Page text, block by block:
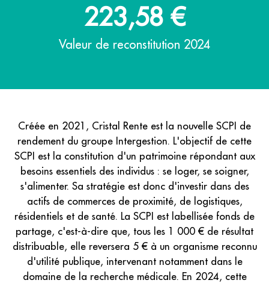
223,58 €
Valeur de reconstitution 2024
Créée en 2021, Cristal Rente est la nouvelle SCPI de
rendement du groupe Intergestion. L'objectif de cette
SCPI est la constitution d'un patrimoine répondant aux
besoins essentiels des individus : se loger, se soigner,
s'alimenter. Sa stratégie est donc d'investir dans des
actifs de commerces de proximité, de logistiques,
résidentiels et de santé. La SCPI est labellisée fonds de
partage, c'est-à-dire que, tous les 1 000 € de résultat
distribuable, elle reversera 5 € à un organisme reconnu
d'utilité publique, intervenant notamment dans le
domaine de la recherche médicale. En 2024, cette